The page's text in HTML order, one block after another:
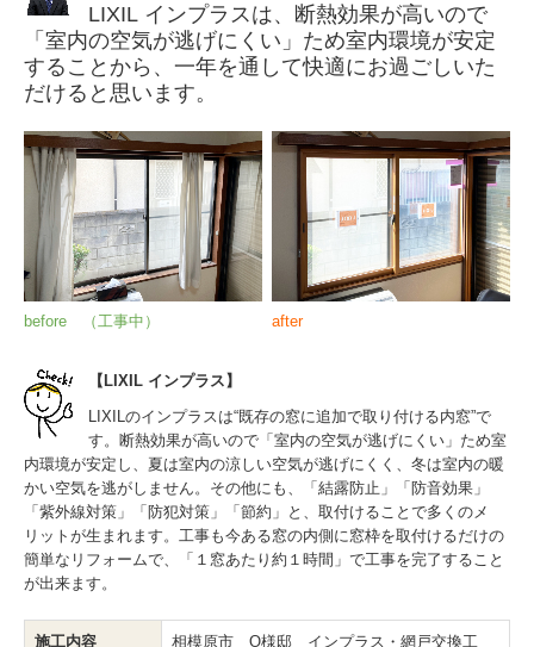
LIXIL インプラスは、断熱効果が高いので
「室内の空気が逃げにくい」ため室内環境が安定
することから、一年を通して快適にお過ごしいた
だけると思います。
before （工事中） after
【LIXIL インプラス】
LIXILのインプラスは“既存の窓に追加で取り付ける内窓”で
す。断熱効果が高いので「室内の空気が逃げにくい」ため室
内環境が安定し、夏は室内の涼しい空気が逃げにくく、冬は室内の暖
かい空気を逃がしません。その他にも、「結露防止」「防音効果」
「紫外線対策」「防犯対策」「節約」と、取付けることで多くのメ
リットが生まれます。工事も今ある窓の内側に窓枠を取付けるだけの
簡単なリフォームで、「１窓あたり約１時間」で工事を完了すること
が出来ます。
施工内容
相模原市 O様邸 インプラス・網戸交換工